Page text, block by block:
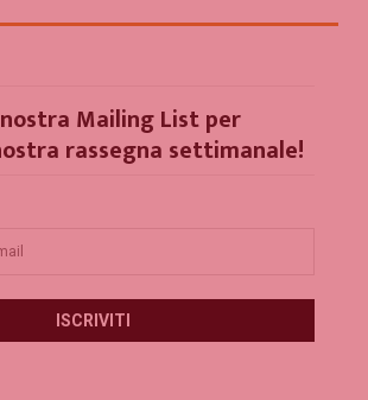
Mailing List per
rassegna settimanale!